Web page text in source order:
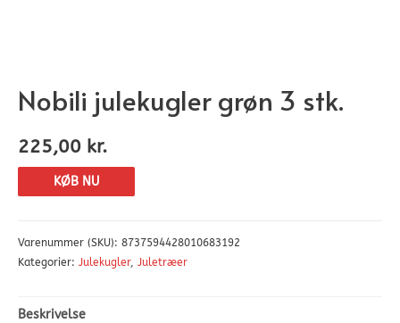
Nobili julekugler grøn 3 stk.
225,00 kr.
KØB NU
Varenummer (SKU): 8737594428010683192
Kategorier: Julekugler, Juletræer
Beskrivelse